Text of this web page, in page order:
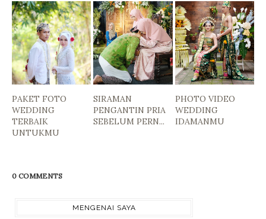
PAKET FOTO
WEDDING
TERBAIK
UNTUKMU
SIRAMAN
PENGANTIN PRIA
SEBELUM PERN...
PHOTO VIDEO
WEDDING
IDAMANMU
0 COMMENTS
MENGENAI SAYA